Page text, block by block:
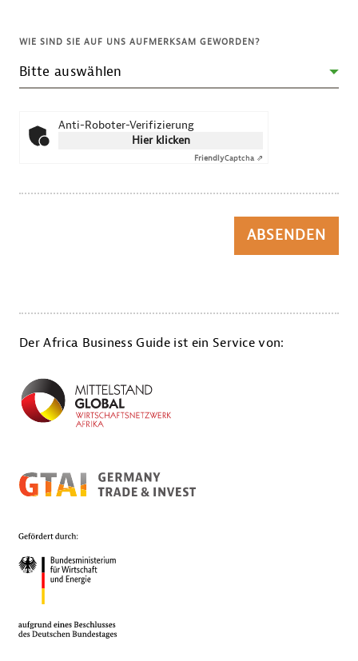
WIE SIND SIE AUF UNS AUFMERKSAM GEWORDEN?
Anti-Roboter-Verifizierung
Hier klicken
FriendlyCaptcha ⇗
ABSENDEN
Der Africa Business Guide ist ein Service von: